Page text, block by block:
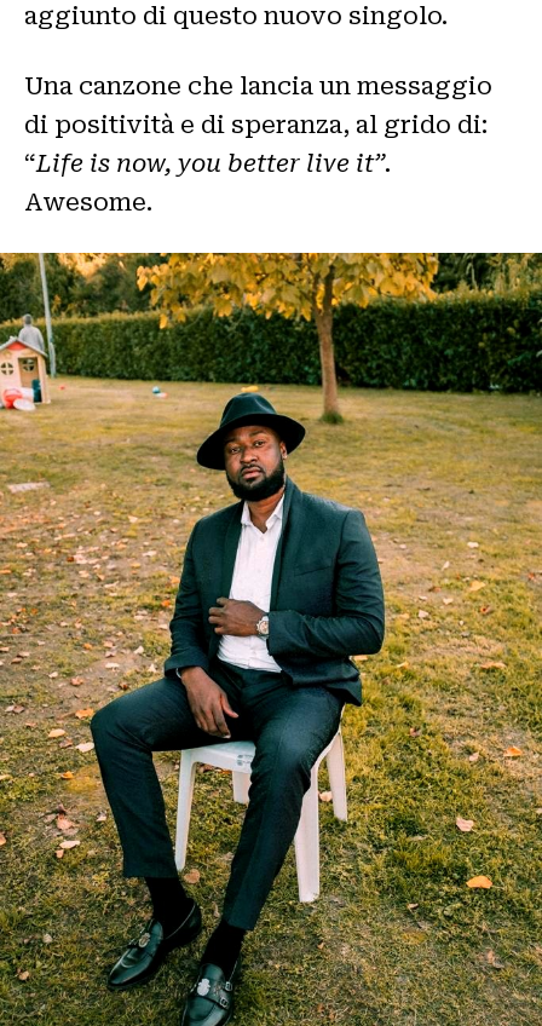
aggiunto di questo nuovo singolo.
Una canzone che lancia un messaggio
di positività e di speranza, al grido di:
“Life is now, you better live it”.
Awesome.